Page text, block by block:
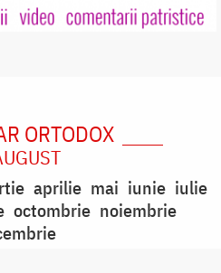
ORTODOX
aprilie mai iunie iulie
octombrie noiembrie